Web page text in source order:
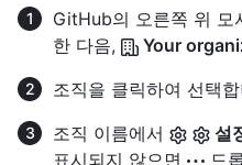
GitHub의 오른쪽 위 모
한 다음,
Your
조직을 클릭하여 선택
조직 이름에서
설
표시되지 않으면
드